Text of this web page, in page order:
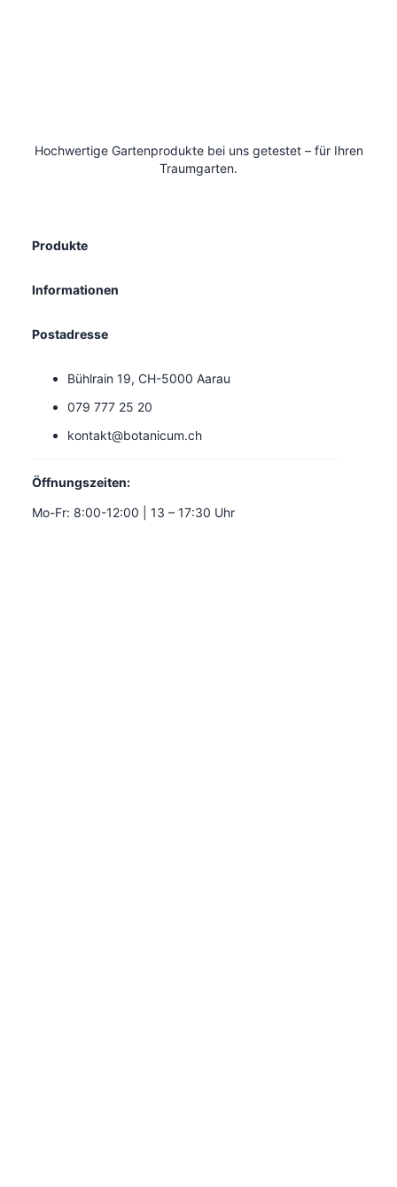
Hochwertige Gartenprodukte bei uns getestet – für Ihren
Traumgarten.
Produkte
Informationen
Postadresse
Bühlrain 19, CH-5000 Aarau
079 777 25 20
kontakt@botanicum.ch
Öffnungszeiten:
Mo-Fr: 8:00-12:00 | 13 – 17:30 Uhr